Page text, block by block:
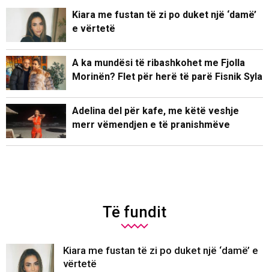
Kiara me fustan të zi po duket një ‘damë’
e vërtetë
A ka mundësi të ribashkohet me Fjolla
Morinën? Flet për herë të parë Fisnik Syla
Adelina del për kafe, me këtë veshje
merr vëmendjen e të pranishmëve
Të fundit
Kiara me fustan të zi po duket një ‘damë’ e
vërtetë